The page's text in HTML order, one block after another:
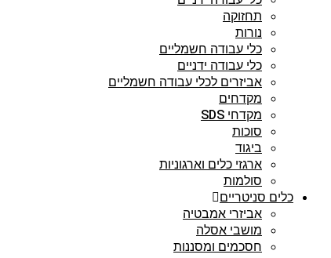
תחזוקה
נורות
כלי עבודה חשמליים
כלי עבודה ידניים
אביזרים לכלי עבודה חשמליים
מקדחים
מקדחי SDS
סוכות
ביגוד
ארגזי כלים וארגוניות
סולמות
כלים סניטריים
אביזרי אמבטיה
מושבי אסלה
חסכמים ומסננות